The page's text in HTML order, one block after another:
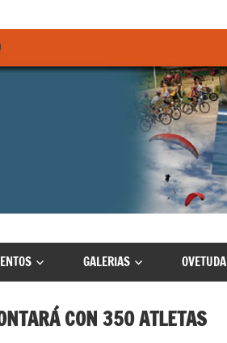
GALERIAS OVETUDA
CON 350 ATLETAS